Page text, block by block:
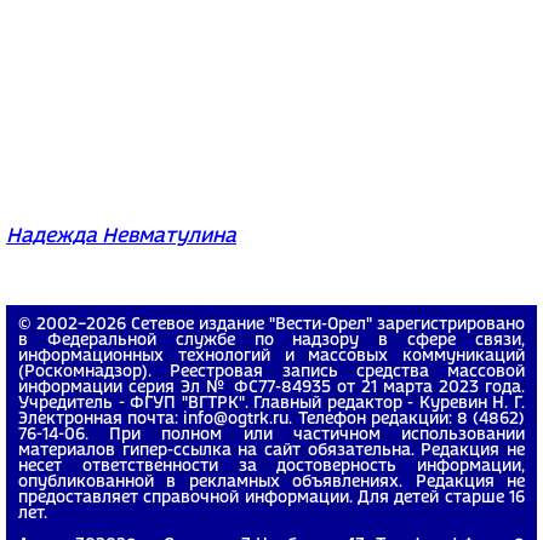
Надежда Невматулина
© 2002−2026 Сетевое издание "Вести-Орел" зарегистрировано
в Федеральной службе по надзору в сфере связи,
информационных технологий и массовых коммуникаций
(Роскомнадзор). Реестровая запись средства массовой
информации серия Эл № ФС77-84935 от 21 марта 2023 года.
Учредитель - ФГУП "ВГТРК". Главный редактор - Куревин Н. Г.
Электронная почта: info@ogtrk.ru. Телефон редакции: 8 (4862)
76-14-06. При полном или частичном использовании
материалов гипер-ссылка на сайт обязательна. Редакция не
несет ответственности за достоверность информации,
опубликованной в рекламных объявлениях. Редакция не
предоставляет справочной информации. Для детей старше 16
лет.